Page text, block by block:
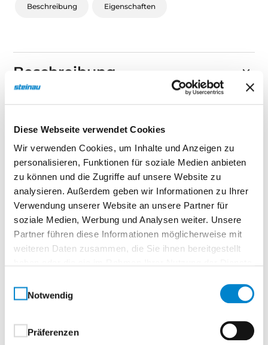
Diese Webseite verwendet Cookies
Wir verwenden Cookies, um Inhalte und Anzeigen zu
personalisieren, Funktionen für soziale Medien anbieten
zu können und die Zugriffe auf unsere Website zu
analysieren. Außerdem geben wir Informationen zu Ihrer
Verwendung unserer Website an unsere Partner für
soziale Medien, Werbung und Analysen weiter. Unsere
Partner führen diese Informationen möglicherweise mit
weiteren Daten zusammen, die Sie ihnen bereitgestellt
Notwendig
Präferenzen
Beschreibung Eigenschaften
Beschreibung
Cava 15 mit LA24 mittig Durat Weißlack Dekor
Normtür, eckigTürelement, Röhrenspanplatte
Für alle Fälle gemacht
Filigranes Design trifft auf beeindruckende
Widerstandsfähigkeit.Die Cava Serie vereint stilvolle
Optik mit hoher Alltagstauglichkeit. Ob im
Familienalltag, Büro oder Objektbereich – diese Tür
maximalen Pflegekomfort, lange Lebensdauer und
langlebig zeigen sich auch die 4Protect Kanten: stoß-
und kratzunempfindlich sorgen sie nicht nur für